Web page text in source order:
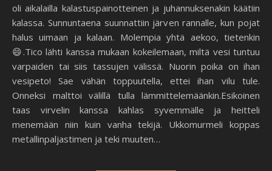
oli aikalailla kalastuspainotteinen ja juhannuksenakin käätiin
kalassa. Sunnuntaena suunnattiin järven rannalle, kun pojat
halus uimaan ja kalaan. Molempia yhtä aekoo, tietenkin
😄.Tico lähti kanssa mukaan kokeilemaan, miltä vesi tuntuu
varpaiden tai siis tassujen välissä. Nuorin poika on ihan
vesipeto! Sae vähän toppuutella, ettei ihan vilu tule.
Onneksi malttoi välillä tulla lämmittelemäänkin.Esikoinen
taas virvelin kanssa kahlas syvemmälle ja heitteli
menemään niin kuin vanha tekijä. Ukkomurmeli koppas
metallinpaljastimen ja teki muuten…